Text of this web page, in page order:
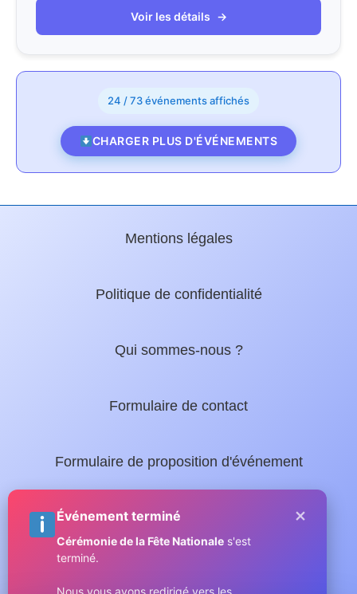
Voir les détails →
24 / 73 événements affichés
CHARGER PLUS D'ÉVÉNEMENTS
Mentions légales
Politique de confidentialité
Qui sommes-nous ?
Formulaire de contact
Formulaire de proposition d'événement
Nos guides locaux :
Guide complet de Sainte-Maxime
Événement terminé
Cérémonie de la Fête Nationale s'est
terminé.
Nous vous avons redirigé vers les
×